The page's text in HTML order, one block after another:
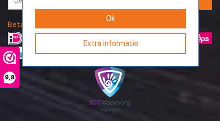
9,8
Betaalmethodes
Ok
Extra informatie